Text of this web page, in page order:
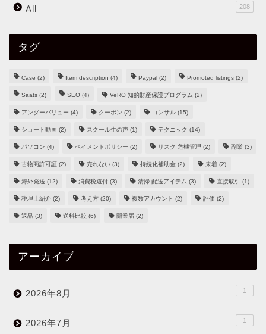
All 208
タグ
Case (2) Item description (4) Paypal (2) Promoted listings (2)
Saats (2) SEO (4) VeRO 知的財産保護プログラム (2)
アンダーバリュー (4) クーポン (2) コンサル (15)
ショート動画 (2) スクール生の声 (1) テクニック (14)
パソコン (4) ペイメントポリシー (2) リスク 危機管理 (2) 副業 (3)
古物商許可証 (2) 売れない (3) 持続化補助金 (2) 未着 (2)
海外発送 (12) 消費税還付 (3) 清掃 配送アイテム (3) 直接取引 (1)
税理士紹介 (2) 考え方 (20) 複数アカウント (2) 評価 (2)
返品 (3) 送料比較 (6) 開業届 (2)
アーカイブ
2026年8月 1
2026年7月 1